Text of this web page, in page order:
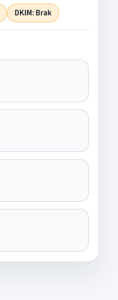
DKIM: Brak